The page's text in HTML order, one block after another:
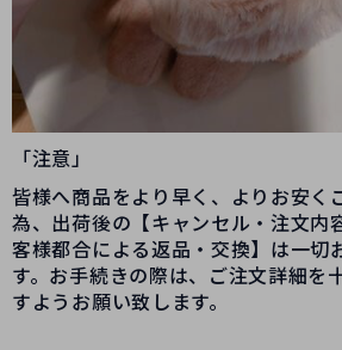
「注意」
皆様へ商品をより早く、よりお安く
為、出荷後の【キャンセル・注文内
客様都合による返品・交換】は一切
す。お手続きの際は、ご注文詳細を
すようお願い致します。